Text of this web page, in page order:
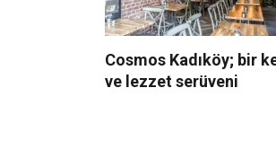
Cosmos Kadıköy; bir
ve lezzet serüveni